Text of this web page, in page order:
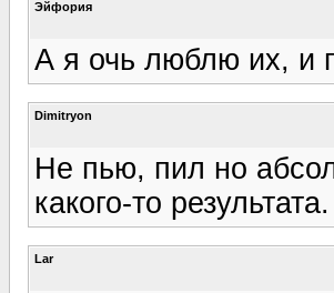
Эйфория
А я очь люблю их, и
Dimitryon
Не пью, пил но
какого-то
Lar